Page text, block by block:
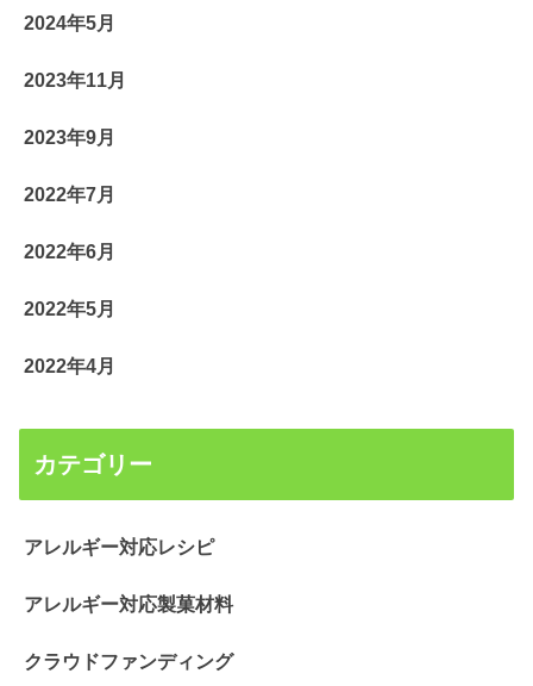
2024年5月
2023年11月
2023年9月
2022年7月
2022年6月
2022年5月
2022年4月
カテゴリー
アレルギー対応レシピ
アレルギー対応製菓材料
クラウドファンディング